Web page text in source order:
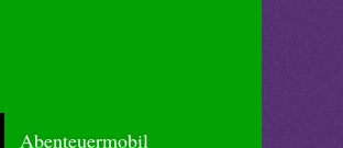
Abenteuermobil